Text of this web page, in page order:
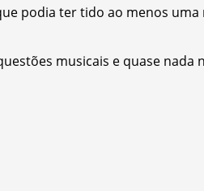
podia ter tido ao menos
musicais e quase